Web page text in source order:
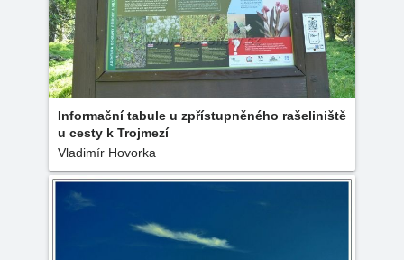
Informační tabule u zpřístupněného rašeliniště
u cesty k Trojmezí
Vladimír Hovorka